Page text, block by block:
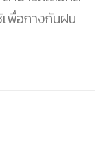
พื่อกางกันฝน